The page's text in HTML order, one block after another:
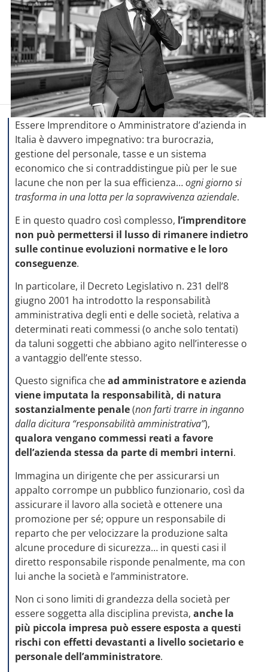
Essere Imprenditore o Amministratore d’azienda in
Italia è davvero impegnativo: tra burocrazia,
gestione del personale, tasse e un sistema
economico che si contraddistingue più per le sue
lacune che non per la sua efficienza…ogni giorno si
trasforma in una lotta per la sopravvivenza aziendale.
E in questo quadro così complesso, l’imprenditore
non può permettersi il lusso di rimanere indietro
sulle continue evoluzioni normative e le loro
conseguenze.
In particolare, il Decreto Legislativo n. 231 dell’8
giugno 2001 ha introdotto la responsabilità
amministrativa degli enti e delle società, relativa a
determinati reati commessi (o anche solo tentati)
da taluni soggetti che abbiano agito nell’interesse o
a vantaggio dell’ente stesso.
Questo significa chead amministratore e azienda
viene imputata la responsabilità, di natura
sostanzialmente penale(non farti trarre in inganno
dalla dicitura “responsabilità amministrativa”),
qualora vengano commessi reati a favore
dell’azienda stessa da parte di membri interni.
Immagina un dirigente che per assicurarsi un
appalto corrompe un pubblico funzionario, così da
assicurare il lavoro alla società e ottenere una
promozione per sé; oppure un responsabile di
reparto che per velocizzare la produzione salta
alcune procedure di sicurezza… in questi casi il
diretto responsabile risponde penalmente, ma con
lui anche la società e l’amministratore.
Non ci sono limiti di grandezza della società per
essere soggetta alla disciplina prevista,anche la
più piccola impresa può essere esposta a questi
rischi con effetti devastanti a livello societario e
personale dell’amministratore.